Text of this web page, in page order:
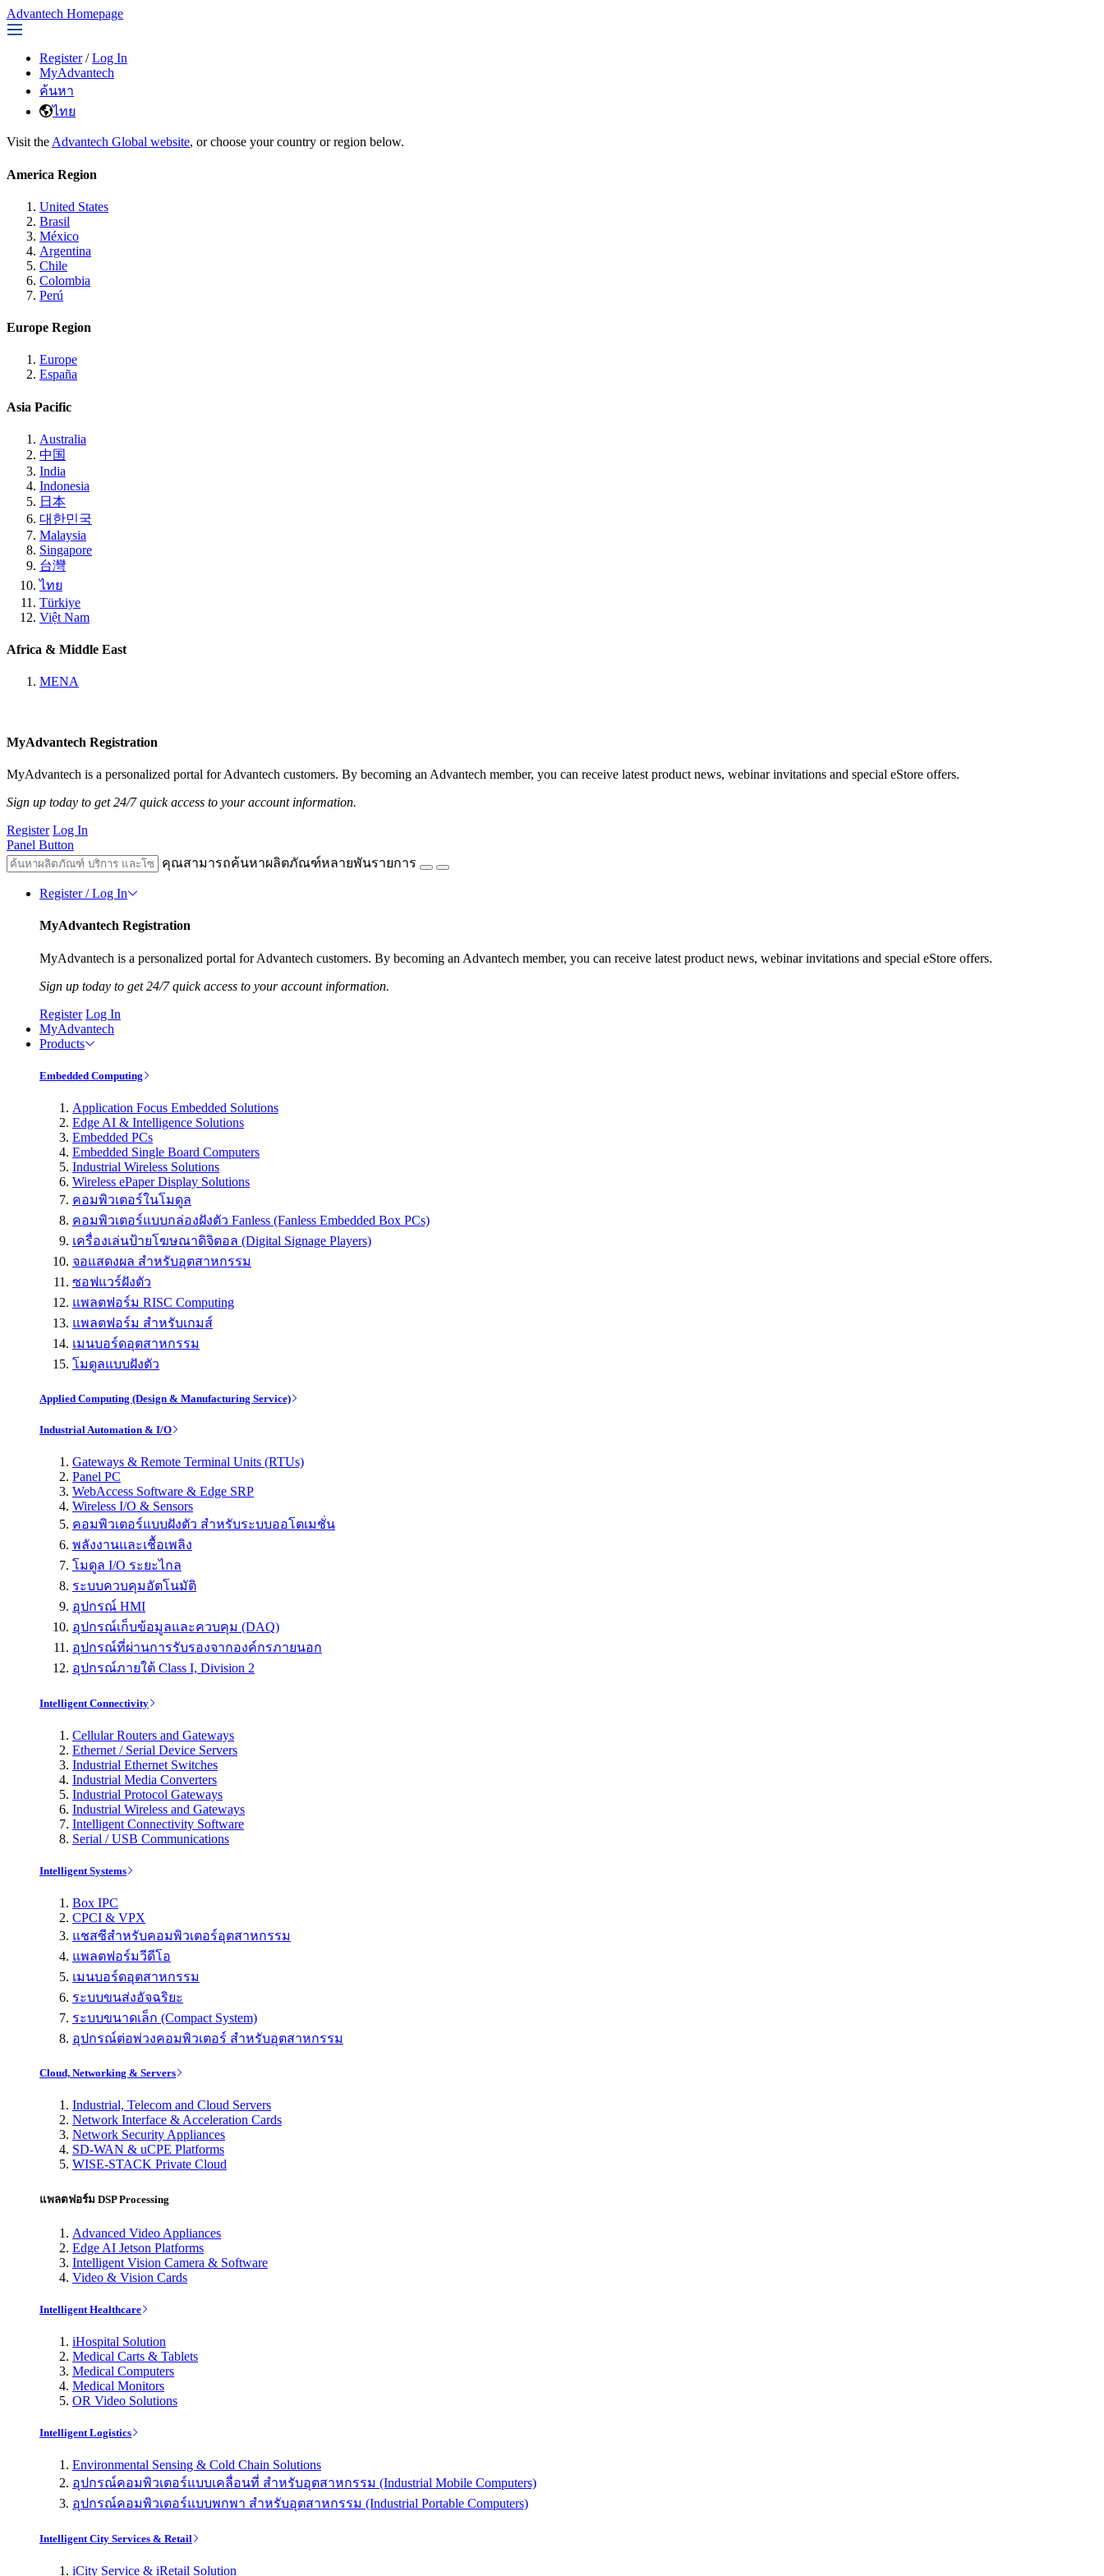
Advantech Homepage
Register / Log In
MyAdvantech
ค้นหา
ไทย
Visit the Advantech Global website, or choose your country or region below.
America Region
United States
Brasil
México
Argentina
Chile
Colombia
Perú
Europe Region
Europe
España
Asia Pacific
Australia
中国
India
Indonesia
日本
대한민국
Malaysia
Singapore
台灣
ไทย
Türkiye
Việt Nam
Africa & Middle East
MENA
MyAdvantech Registration
MyAdvantech is a personalized portal for Advantech customers. By becoming an Advantech member, you can receive latest product news, webinar invitations and special eStore offers.
Sign up today to get 24/7 quick access to your account information.
Register Log In
Panel Button
คุณสามารถค้นหาผลิตภัณฑ์หลายพันรายการ
Register / Log In
MyAdvantech Registration
MyAdvantech is a personalized portal for Advantech customers. By becoming an Advantech member, you can receive latest product news, webinar invitations and special eStore offers.
Sign up today to get 24/7 quick access to your account information.
Register Log In
MyAdvantech
Products
Embedded Computing
Application Focus Embedded Solutions
Edge AI & Intelligence Solutions
Embedded PCs
Embedded Single Board Computers
Industrial Wireless Solutions
Wireless ePaper Display Solutions
คอมพิวเตอร์ในโมดูล
คอมพิวเตอร์แบบกล่องฝังตัว Fanless (Fanless Embedded Box PCs)
เครื่องเล่นป้ายโฆษณาดิจิตอล (Digital Signage Players)
จอแสดงผล สำหรับอุตสาหกรรม
ซอฟแวร์ฝังตัว
แพลตฟอร์ม RISC Computing
แพลตฟอร์ม สำหรับเกมส์
เมนบอร์ดอุตสาหกรรม
โมดูลแบบฝังตัว
Applied Computing (Design & Manufacturing Service)
Industrial Automation & I/O
Gateways & Remote Terminal Units (RTUs)
Panel PC
WebAccess Software & Edge SRP
Wireless I/O & Sensors
คอมพิวเตอร์แบบฝังตัว สำหรับระบบออโตเมชั่น
พลังงานและเชื้อเพลิง
โมดูล I/O ระยะไกล
ระบบควบคุมอัตโนมัติ
อุปกรณ์ HMI
อุปกรณ์เก็บข้อมูลและควบคุม (DAQ)
อุปกรณ์ที่ผ่านการรับรองจากองค์กรภายนอก
อุปกรณ์ภายใต้ Class I, Division 2
Intelligent Connectivity
Cellular Routers and Gateways
Ethernet / Serial Device Servers
Industrial Ethernet Switches
Industrial Media Converters
Industrial Protocol Gateways
Industrial Wireless and Gateways
Intelligent Connectivity Software
Serial / USB Communications
Intelligent Systems
Box IPC
CPCI & VPX
แชสซีสำหรับคอมพิวเตอร์อุตสาหกรรม
แพลตฟอร์มวีดีโอ
เมนบอร์ดอุตสาหกรรม
ระบบขนส่งอัจฉริยะ
ระบบขนาดเล็ก (Compact System)
อุปกรณ์ต่อพ่วงคอมพิวเตอร์ สำหรับอุตสาหกรรม
Cloud, Networking & Servers
Industrial, Telecom and Cloud Servers
Network Interface & Acceleration Cards
Network Security Appliances
SD-WAN & uCPE Platforms
WISE-STACK Private Cloud
แพลตฟอร์ม DSP Processing
Advanced Video Appliances
Edge AI Jetson Platforms
Intelligent Vision Camera & Software
Video & Vision Cards
Intelligent Healthcare
iHospital Solution
Medical Carts & Tablets
Medical Computers
Medical Monitors
OR Video Solutions
Intelligent Logistics
Environmental Sensing & Cold Chain Solutions
อุปกรณ์คอมพิวเตอร์แบบเคลื่อนที่ สำหรับอุตสาหกรรม (Industrial Mobile Computers)
อุปกรณ์คอมพิวเตอร์แบบพกพา สำหรับอุตสาหกรรม (Industrial Portable Computers)
Intelligent City Services & Retail
iCity Service & iRetail Solution